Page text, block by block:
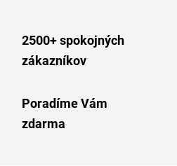
2500+ spokojných
zákazníkov
Poradíme Vám
zdarma